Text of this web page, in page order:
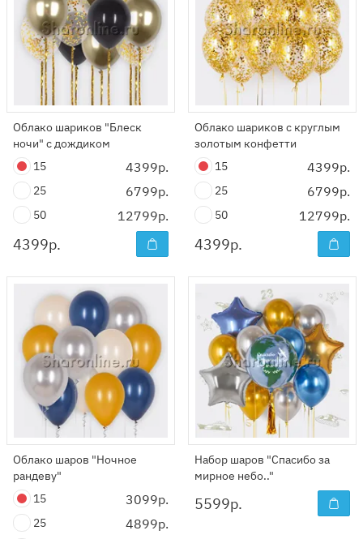
Облако шариков "Блеск
ночи" с дождиком
15
4399р.
25 6799р.
50 12799р.
4399р.
Облако шариков с круглым
золотым конфетти
15
4399р.
25 6799р.
50 12799р.
4399р.
Облако шаров "Ночное
рандеву"
15
3099р.
25 4899р.
Набор шаров "Спасибо за
мирное небо.."
5599р.